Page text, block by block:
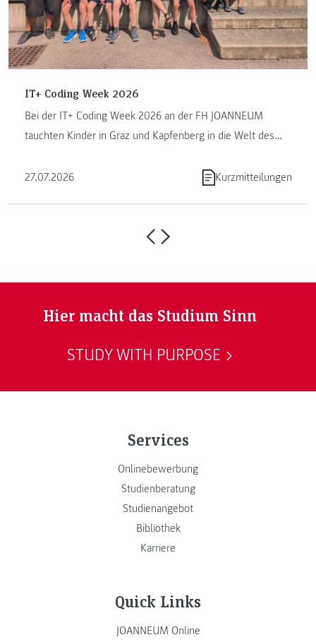
IT+ Coding Week 2026
Bei der IT+ Coding Week 2026 an der FH JOANNEUM
tauchten Kinder in Graz und Kapfenberg in die Welt des
27.07.2026
Kurzmitteilungen
Hier macht das Studium Sinn
STUDY WITH PURPOSE
Services
Onlinebewerbung
Studienberatung
Studienangebot
Bibliothek
Karriere
Quick Links
JOANNEUM Online